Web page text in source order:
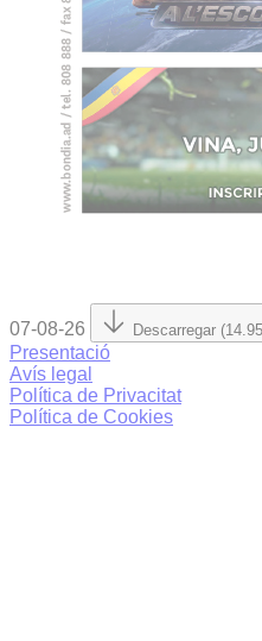
07-08-26 Descarregar
Presentació
Avís legal
Política de Privacitat
Política de Cookies